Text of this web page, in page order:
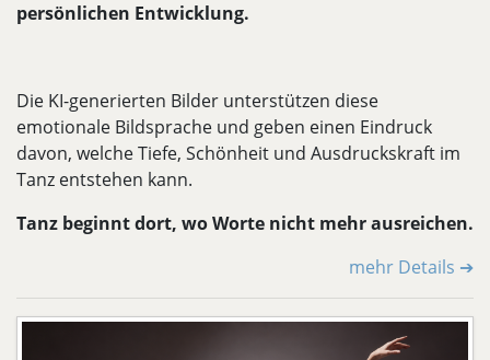
persönlichen Entwicklung.
Die KI-generierten Bilder unterstützen diese
emotionale Bildsprache und geben einen Eindruck
davon, welche Tiefe, Schönheit und Ausdruckskraft im
Tanz entstehen kann.
Tanz beginnt dort, wo Worte nicht mehr ausreichen.
mehr Details ➔